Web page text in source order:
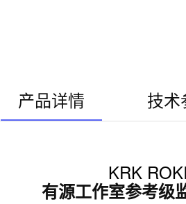
产品详情 技术
KRK
有源工作室参考级